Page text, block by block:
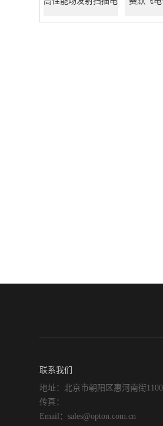
联系我们
地址：北京市朝阳区惠河南街
传真：
Email：sales@opton.com.cn